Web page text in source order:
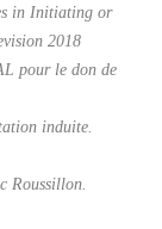
in Initiating or
2018
pour le don de
induite.
Roussillon.